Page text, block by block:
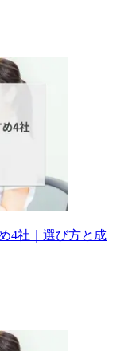
4社｜選び方と成